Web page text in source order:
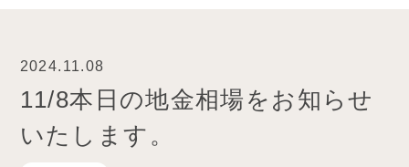
2024.11.08
11/8本日の地金相場をお知らせ
いたします。